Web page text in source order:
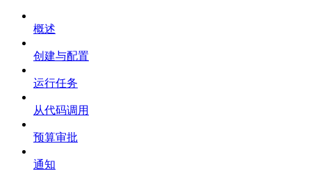
概述
创建与配置
运行任务
从代码调用
预算审批
通知